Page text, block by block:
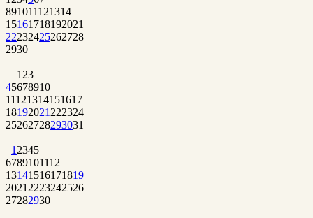
891011121314
15161718192021
22232425262728
2930
1 23
45678910
11121314151617
18192021 222324
25262728293031
1 2345
6789101112
13141516171819
2021 2223242526
27282930